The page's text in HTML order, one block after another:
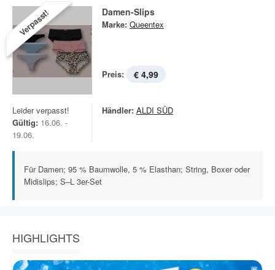
Verpasst! Damen-Slips
Marke: Queentex
Preis: € 4,99
Leider verpasst!
Gültig: 16.06. -
19.06.
Händler: ALDI SÜD
Für Damen; 95 % Baumwolle, 5 % Elasthan; String, Boxer oder
Midislips; S–L 3er-Set
HIGHLIGHTS